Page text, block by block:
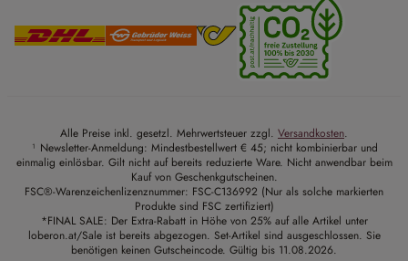
Alle Preise inkl. gesetzl. Mehrwertsteuer zzgl. Versandkosten.
¹ Newsletter-Anmeldung: Mindestbestellwert € 45; nicht kombinierbar und
einmalig einlösbar. Gilt nicht auf bereits reduzierte Ware. Nicht anwendbar beim
Kauf von Geschenkgutscheinen.
FSC®-Warenzeichenlizenznummer: FSC-C136992 (Nur als solche markierten
Produkte sind FSC zertifiziert)
*FINAL SALE: Der Extra-Rabatt in Höhe von 25% auf alle Artikel unter
loberon.at/Sale ist bereits abgezogen. Set-Artikel sind ausgeschlossen. Sie
benötigen keinen Gutscheincode. Gültig bis 11.08.2026.